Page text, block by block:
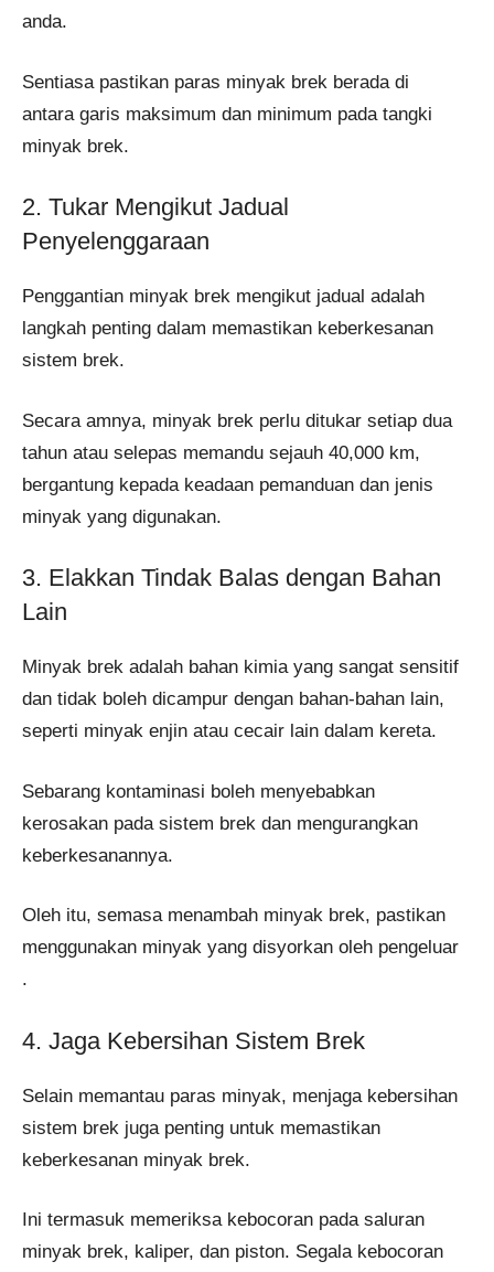
anda.
Sentiasa pastikan paras minyak brek berada di
antara garis maksimum dan minimum pada tangki
minyak brek.
2. Tukar Mengikut Jadual
Penyelenggaraan
Penggantian minyak brek mengikut jadual adalah
langkah penting dalam memastikan keberkesanan
sistem brek.
Secara amnya, minyak brek perlu ditukar setiap dua
tahun atau selepas memandu sejauh 40,000 km,
bergantung kepada keadaan pemanduan dan jenis
minyak yang digunakan.
3. Elakkan Tindak Balas dengan Bahan
Lain
Minyak brek adalah bahan kimia yang sangat sensitif
dan tidak boleh dicampur dengan bahan-bahan lain,
seperti minyak enjin atau cecair lain dalam kereta.
Sebarang kontaminasi boleh menyebabkan
kerosakan pada sistem brek dan mengurangkan
keberkesanannya.
Oleh itu, semasa menambah minyak brek, pastikan
menggunakan minyak yang disyorkan oleh pengeluar​
.
4. Jaga Kebersihan Sistem Brek
Selain memantau paras minyak, menjaga kebersihan
sistem brek juga penting untuk memastikan
keberkesanan minyak brek.
Ini termasuk memeriksa kebocoran pada saluran
minyak brek, kaliper, dan piston. Segala kebocoran